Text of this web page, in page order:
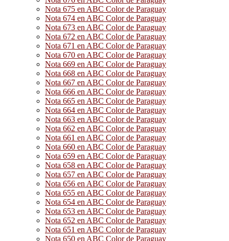
Nota 675 en ABC Color de Paraguay
Nota 674 en ABC Color de Paraguay
Nota 673 en ABC Color de Paraguay
Nota 672 en ABC Color de Paraguay
Nota 671 en ABC Color de Paraguay
Nota 670 en ABC Color de Paraguay
Nota 669 en ABC Color de Paraguay
Nota 668 en ABC Color de Paraguay
Nota 667 en ABC Color de Paraguay
Nota 666 en ABC Color de Paraguay
Nota 665 en ABC Color de Paraguay
Nota 664 en ABC Color de Paraguay
Nota 663 en ABC Color de Paraguay
Nota 662 en ABC Color de Paraguay
Nota 661 en ABC Color de Paraguay
Nota 660 en ABC Color de Paraguay
Nota 659 en ABC Color de Paraguay
Nota 658 en ABC Color de Paraguay
Nota 657 en ABC Color de Paraguay
Nota 656 en ABC Color de Paraguay
Nota 655 en ABC Color de Paraguay
Nota 654 en ABC Color de Paraguay
Nota 653 en ABC Color de Paraguay
Nota 652 en ABC Color de Paraguay
Nota 651 en ABC Color de Paraguay
Nota 650 en ABC Color de Paraguay